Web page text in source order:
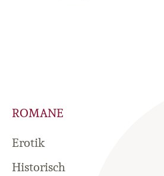
ROMANE
Erotik
Historisch